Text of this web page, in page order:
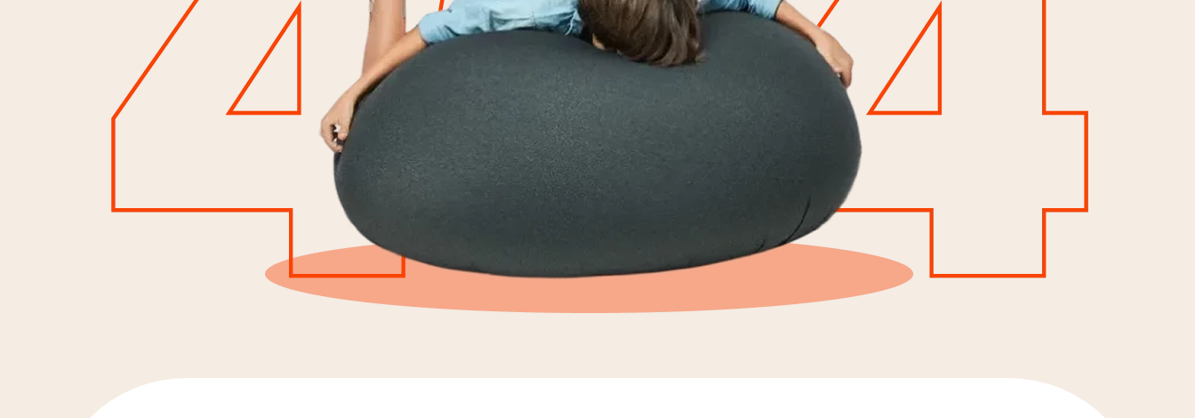
9º
flex
10
º rolo nó